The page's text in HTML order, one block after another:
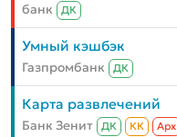
банк
ДК
Умный кэшбэк
Газпромбанк ДК
Карта развлечений
Банк Зенит ДК КК Aрх